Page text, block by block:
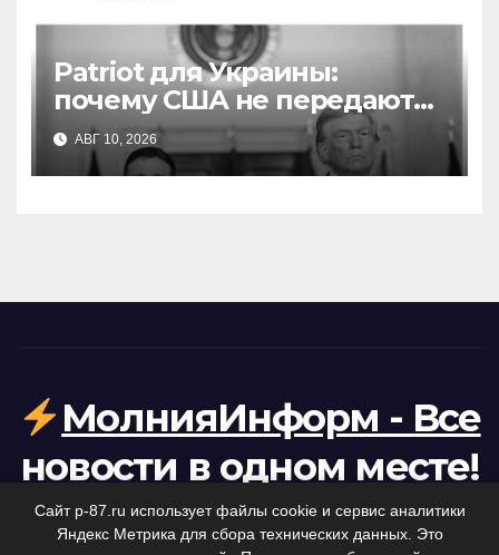
Сайт p-87.ru использует файлы cookie и сервис аналитики
Яндекс Метрика для сбора технических данных. Это
Patriot для Украины:
почему США не передают
лицензии на производство
ракет-перехватчиков
АВГ 10, 2026
МолнияИнформ - Все
новости в одном месте!
Ваша персональная лента коротких новостей.